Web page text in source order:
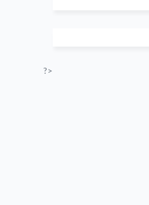
?>